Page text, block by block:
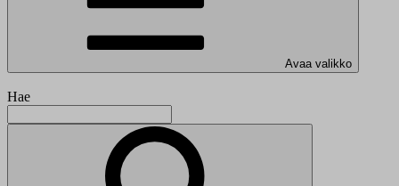
Avaa valikko
Hae